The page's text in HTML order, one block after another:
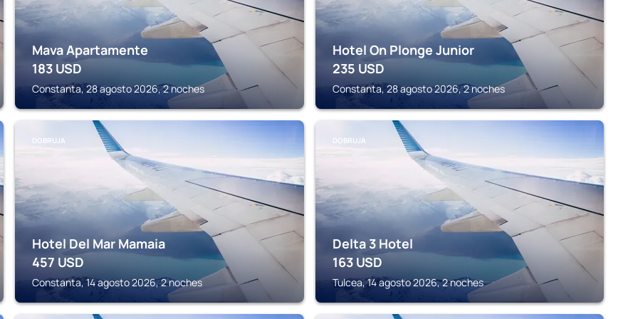
Mava Apartamente
183 USD
Constanta, 28 agosto 2026, 2 noches
Hotel On Plonge Junior
235 USD
Constanta, 28 agosto 2026, 2 noches
DOBRUJA
Hotel Del Mar Mamaia
457 USD
Constanta, 14 agosto 2026, 2 noches
DOBRUJA
Delta 3 Hotel
163 USD
Tulcea, 14 agosto 2026, 2 noches